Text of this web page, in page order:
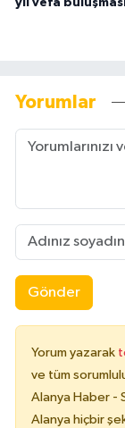
Yorumlar
Gönder
Yorum yazarak
ve tüm
Alanya Haber -
Alanya hiçbir